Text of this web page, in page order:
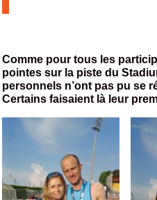
Comme pour tous les
pointes sur la piste du
personnels n’ont pas pu se
Certains faisaient là leur